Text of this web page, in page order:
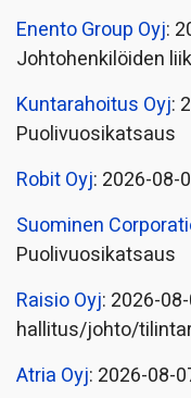
Enento Group Oyj:
Johtohenkilöiden
Kuntarahoitus Oyj:
Puolivuosikatsaus
Robit Oyj: 2026-08-
Suominen
Puolivuosikatsaus
Raisio Oyj: 2026-
hallitus/johto/
Atria Oyj: 2026-08-